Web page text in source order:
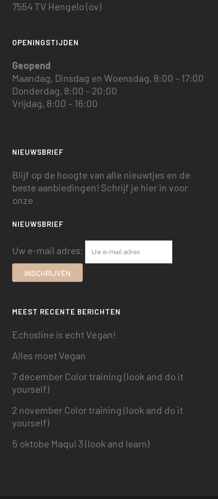
7554 TV Hengelo (ov)
OPENINGSTIJDEN
Geopend
Maandag, Dinsdag en Woensdag, 8:00 – 17:00
Donderdag, 8:00 – 20:00
Vrijdag, 8:00 – 16:00
NIEUWSBRIEF
Blijf op de hoogte van alle nieuwtjes en de
beste aanbiedingen! Schrijf je hier in voor
onze
NIEUWSBRIEF
Uw e-mail adres:
MEEST RECENTE BERICHTEN
Echosline is echt Vegan!
Alles moet Vegan
7 december Color training (look and do it
yourself)
2 november Color training (look and do it
yourself)
5 oktobe Maqui 3 (look and learn)